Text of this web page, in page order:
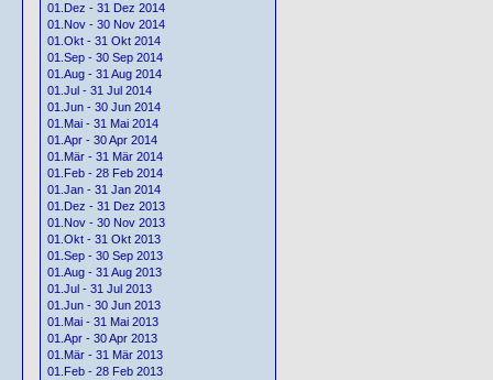
01.Dez - 31 Dez 2014
01.Nov - 30 Nov 2014
01.Okt - 31 Okt 2014
01.Sep - 30 Sep 2014
01.Aug - 31 Aug 2014
01.Jul - 31 Jul 2014
01.Jun - 30 Jun 2014
01.Mai - 31 Mai 2014
01.Apr - 30 Apr 2014
01.Mär - 31 Mär 2014
01.Feb - 28 Feb 2014
01.Jan - 31 Jan 2014
01.Dez - 31 Dez 2013
01.Nov - 30 Nov 2013
01.Okt - 31 Okt 2013
01.Sep - 30 Sep 2013
01.Aug - 31 Aug 2013
01.Jul - 31 Jul 2013
01.Jun - 30 Jun 2013
01.Mai - 31 Mai 2013
01.Apr - 30 Apr 2013
01.Mär - 31 Mär 2013
01.Feb - 28 Feb 2013